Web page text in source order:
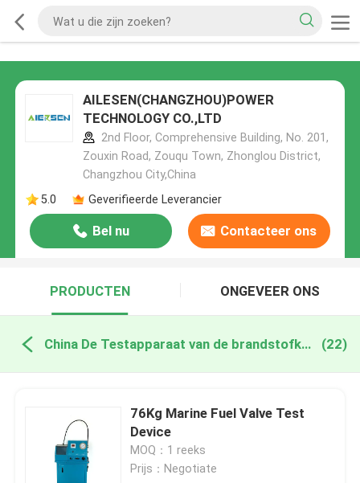
AILESEN(CHANGZHOU)POWER
TECHNOLOGY CO.,LTD
2nd Floor, Comprehensive Building, No. 201,
Zouxin Road, Zouqu Town, Zhonglou District,
Changzhou City,China
5.0
Geverifieerde Leverancier
Bel nu Contacteer ons
PRODUCTEN ONGEVEER ONS
China De Testapparaat van de brandstofklep (22)
76Kg Marine Fuel Valve Test
Device
MOQ：1 reeks
Prijs：Negotiate